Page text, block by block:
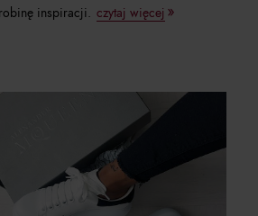
inspiracji. czytaj więcej